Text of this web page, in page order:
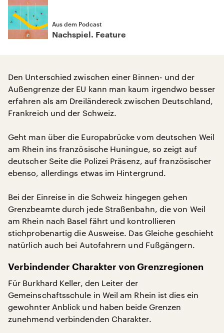
Aus dem Podcast
Nachspiel. Feature
Den Unterschied zwischen einer Binnen- und der
Außengrenze der EU kann man kaum irgendwo besser
erfahren als am Dreiländereck zwischen Deutschland,
Frankreich und der Schweiz.
Geht man über die Europabrücke vom deutschen Weil
am Rhein ins französische Huningue, so zeigt auf
deutscher Seite die Polizei Präsenz, auf französischer
ebenso, allerdings etwas im Hintergrund.
Bei der Einreise in die Schweiz hingegen gehen
Grenzbeamte durch jede Straßenbahn, die von Weil
am Rhein nach Basel fährt und kontrollieren
stichprobenartig die Ausweise. Das Gleiche geschieht
natürlich auch bei Autofahrern und Fußgängern.
Verbindender Charakter von Grenzregionen
Für Burkhard Keller, den Leiter der
Gemeinschaftsschule in Weil am Rhein ist dies ein
gewohnter Anblick und haben beide Grenzen
zunehmend verbindenden Charakter.